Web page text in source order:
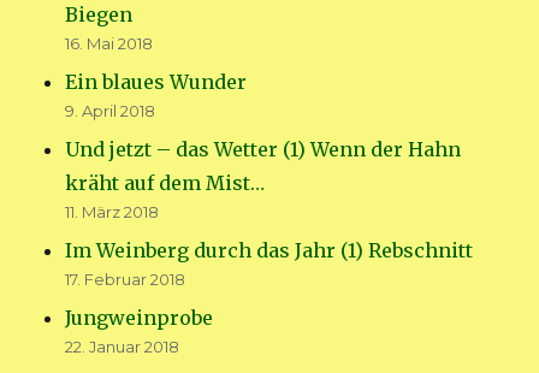
Biegen
16. Mai 2018
Ein blaues Wunder
9. April 2018
Und jetzt – das Wetter (1) Wenn der Hahn
kräht auf dem Mist…
11. März 2018
Im Weinberg durch das Jahr (1) Rebschnitt
17. Februar 2018
Jungweinprobe
22. Januar 2018